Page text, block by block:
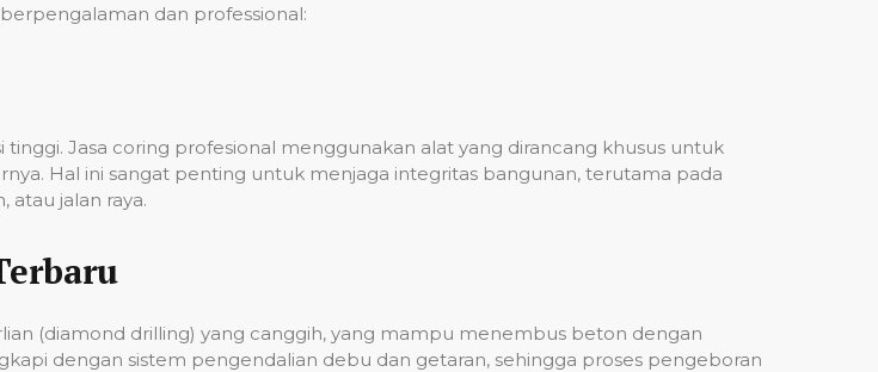
dan professional:
Jasa coring profesional menggunakan alat yang dirancang khusus untuk
Hal ini sangat penting untuk menjaga integritas bangunan, terutama pada
jalan raya.
(diamond drilling) yang canggih, yang mampu menembus beton dengan
dengan sistem pengendalian debu dan getaran, sehingga proses pengeboran